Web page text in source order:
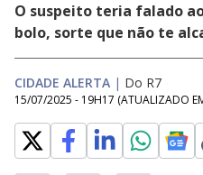
O suspeito teria falado
bolo, sorte que não te
CIDADE ALERTA | Do R7
15/07/2025 - 19H17 (ATUALIZADO